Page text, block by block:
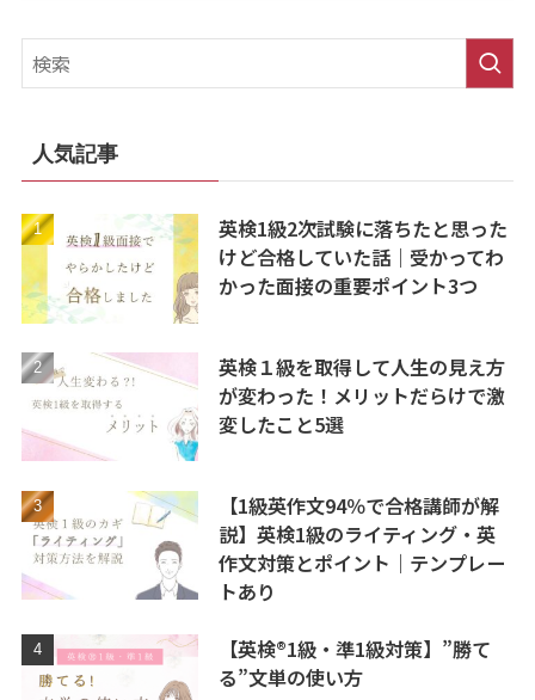
人気記事
英検1級2次試験に落ちたと思った
けど合格していた話｜受かってわ
かった面接の重要ポイント3つ
英検１級を取得して人生の見え方
が変わった！メリットだらけで激
変したこと5選
【1級英作文94％で合格講師が解
説】英検1級のライティング・英
作文対策とポイント｜テンプレー
トあり
【英検®1級・準1級対策】”勝て
る”文単の使い方